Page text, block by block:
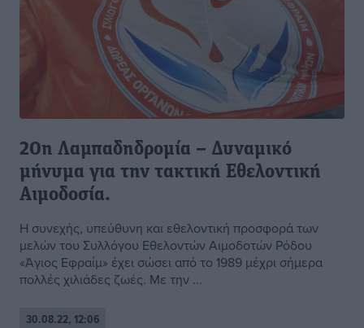
20η Λαμπαδηδρομία – Δυναμικό
μήνυμα για την τακτική Εθελοντική
Αιμοδοσία.
Η συνεχής, υπεύθυνη και εθελοντική προσφορά των
μελών του Συλλόγου Εθελοντών Αιμοδοτών Ρόδου
«Άγιος Εφραίμ» έχει σώσει από το 1989 μέχρι σήμερα
πολλές χιλιάδες ζωές. Με την ...
30.08.22, 12:06